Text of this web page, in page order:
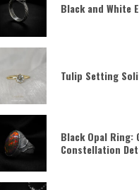
Black and White
Tulip Setting
Black Opal Ring:
Constellation